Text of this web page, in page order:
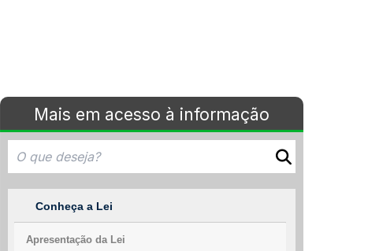
Mais em acesso à informação
Conheça a Lei
Apresentação da Lei